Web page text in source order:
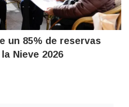
un 85% de reservas
Nieve 2026